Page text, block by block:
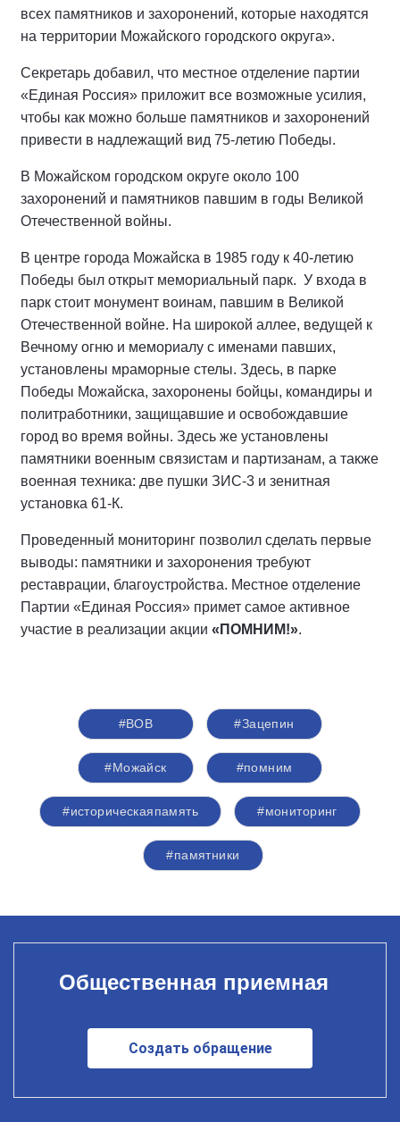
всех памятников и захоронений, которые находятся
на территории Можайского городского округа».
Секретарь добавил, что местное отделение партии
«Единая Россия» приложит все возможные усилия,
чтобы как можно больше памятников и захоронений
привести в надлежащий вид 75-летию Победы.
В Можайском городском округе около 100
захоронений и памятников павшим в годы Великой
Отечественной войны.
В центре города Можайска в 1985 году к 40-летию
Победы был открыт мемориальный парк. У входа в
парк стоит монумент воинам, павшим в Великой
Отечественной войне. На широкой аллее, ведущей к
Вечному огню и мемориалу с именами павших,
установлены мраморные стелы. Здесь, в парке
Победы Можайска, захоронены бойцы, командиры и
политработники, защищавшие и освобождавшие
город во время войны. Здесь же установлены
памятники военным связистам и партизанам, а также
военная техника: две пушки ЗИС-3 и зенитная
установка 61-К.
Проведенный мониторинг позволил сделать первые
выводы: памятники и захоронения требуют
реставрации, благоустройства. Местное отделение
Партии «Единая Россия» примет самое активное
участие в реализации акции «ПОМНИМ!».
#ВОВ #Зацепин
#Можайск #помним
#историческаяпамять #мониторинг
#памятники
Общественная приемная
Создать обращение